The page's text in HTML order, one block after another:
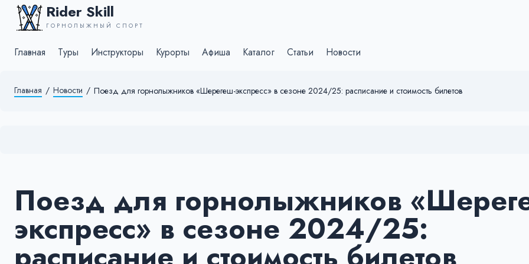
Rider Skill
ГОРНОЛЫЖНЫЙ СПОРТ
Главная Туры Инструкторы Курорты Афиша Каталог Статьи Новости
Главная / Новости / Поезд для горнолыжников «Шерегеш-экспресс» в сезоне 2024/25: расписание и стоимость билетов
Поезд для горнолыжников
экспресс» в сезоне 2024/25: